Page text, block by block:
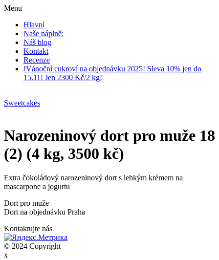
Menu
Hlavní
Naše náplně:
Náš blog
Kontakt
Recenze
!Vánoční cukroví na objednávku 2025! Sleva 10% jen do
15.11! Jen 2300 Kč/2 kg!
Sweetcakes
Narozeninový dort pro muže 18
(2) (4 kg, 3500 kč)
Extra čokoládový narozeninový dort s lehkým krémem na
mascarpone a jogurtu
Dort pro muže
Dort na objednávku Praha
Kontaktujte nás
© 2024 Copyright
x